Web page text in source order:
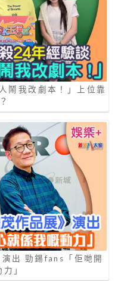
鬧我改劇本！」上位靠
出 勁錫fans「佢哋開
」